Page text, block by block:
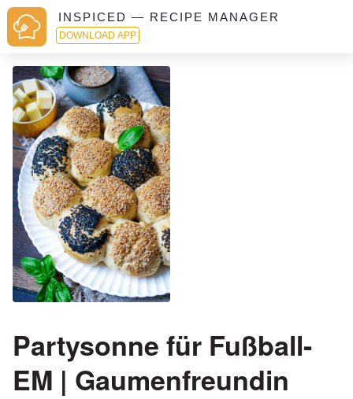
INSPICED — RECIPE MANAGER
DOWNLOAD APP
Partysonne für Fußball-
EM | Gaumenfreundin